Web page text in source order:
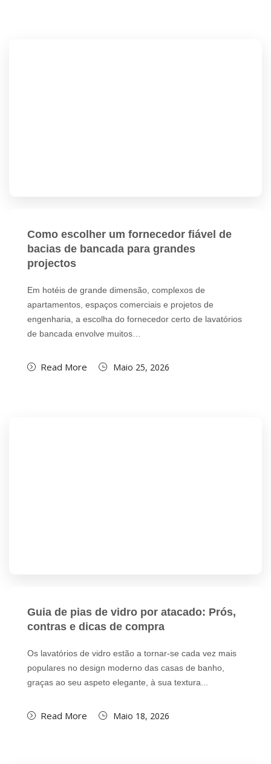
Como escolher um fornecedor fiável de
bacias de bancada para grandes
projectos
Em hotéis de grande dimensão, complexos de
apartamentos, espaços comerciais e projetos de
engenharia, a escolha do fornecedor certo de lavatórios
de bancada envolve muitos…
Read More Maio 25, 2026
Guia de pias de vidro por atacado: Prós,
contras e dicas de compra
Os lavatórios de vidro estão a tornar-se cada vez mais
populares no design moderno das casas de banho,
graças ao seu aspeto elegante, à sua textura...
Read More Maio 18, 2026